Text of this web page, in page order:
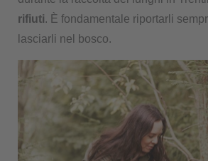
rifiuti. È fondamentale riportarli
lasciarli nel bosco.